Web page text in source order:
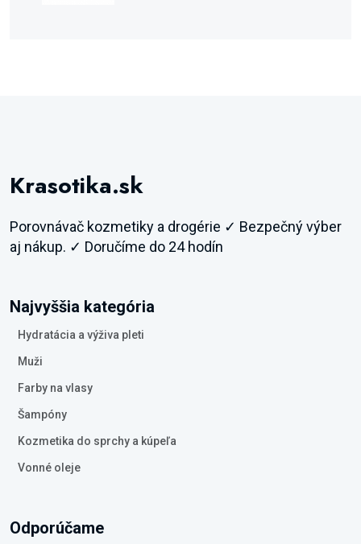
Krasotika.sk
Porovnávač kozmetiky a drogérie ✓ Bezpečný výber
aj nákup. ✓ Doručíme do 24 hodín
Najvyššia kategória
Hydratácia a výživa pleti
Muži
Farby na vlasy
Šampóny
Kozmetika do sprchy a kúpeľa
Vonné oleje
Odporúčame